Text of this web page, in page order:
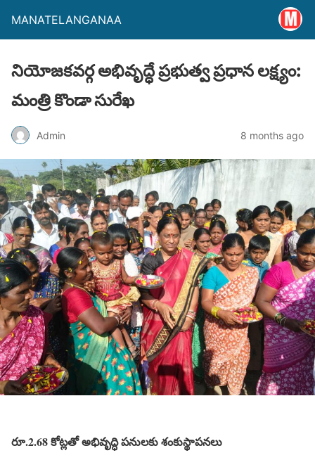
MANATELANGANAA
నియోజకవర్గ అభివృద్ధే ప్రభుత్వ ప్రధాన లక్ష్యం:
మంత్రి కొండా సురేఖ
Admin 8 months ago
రూ.2.68 కోట్లతో అభివృద్ధి పనులకు శంకుస్థాపనలు